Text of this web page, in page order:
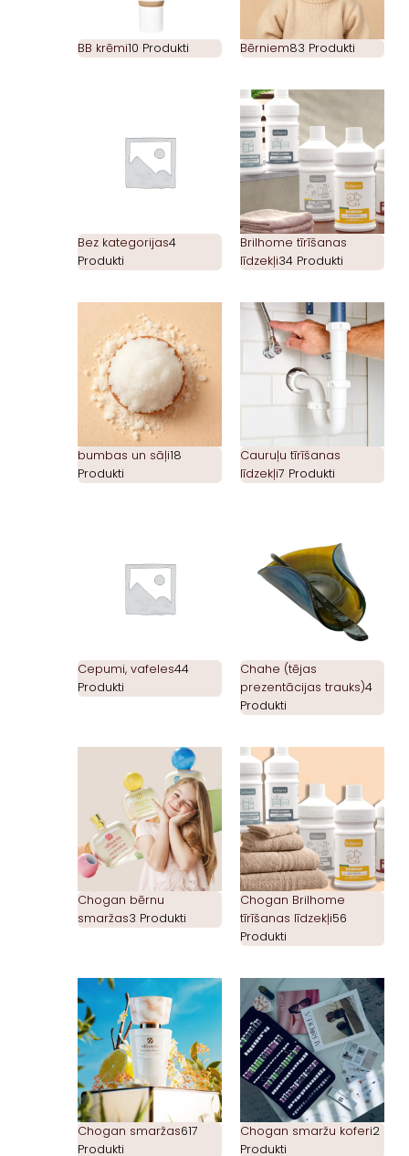
BB krēmi10 Produkti Bērniem83 Produkti
Bez kategorijas4
Produkti
Brilhome tīrīšanas
līdzekļi34 Produkti
bumbas un sāļi18
Produkti
Cauruļu tīrīšanas
līdzekļi7 Produkti
Cepumi, vafeles44
Produkti
Chahe (tējas
prezentācijas trauks)4
Produkti
Chogan bērnu
smaržas3 Produkti
Chogan Brilhome
tīrīšanas līdzekļi56
Produkti
Chogan smaržas617
Produkti
Chogan smaržu koferi2
Produkti